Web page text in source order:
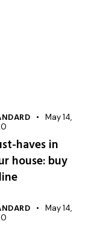
May 14,
haves in
house: buy
May 14,